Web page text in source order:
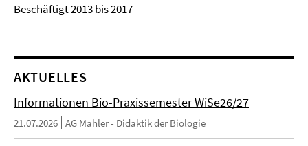
Beschäftigt 2013 bis 2017
AKTUELLES
Informationen Bio-Praxissemester WiSe26/27
21.07.2026 AG Mahler - Didaktik der Biologie